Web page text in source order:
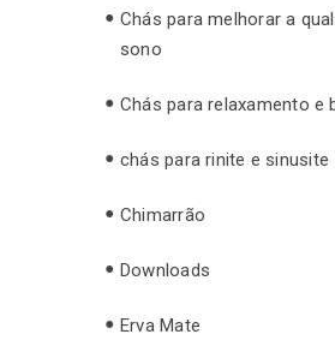
Chás para melhorar a
sono
Chás para relaxamento e
chás para rinite e sinusite
Chimarrão
Downloads
Erva Mate